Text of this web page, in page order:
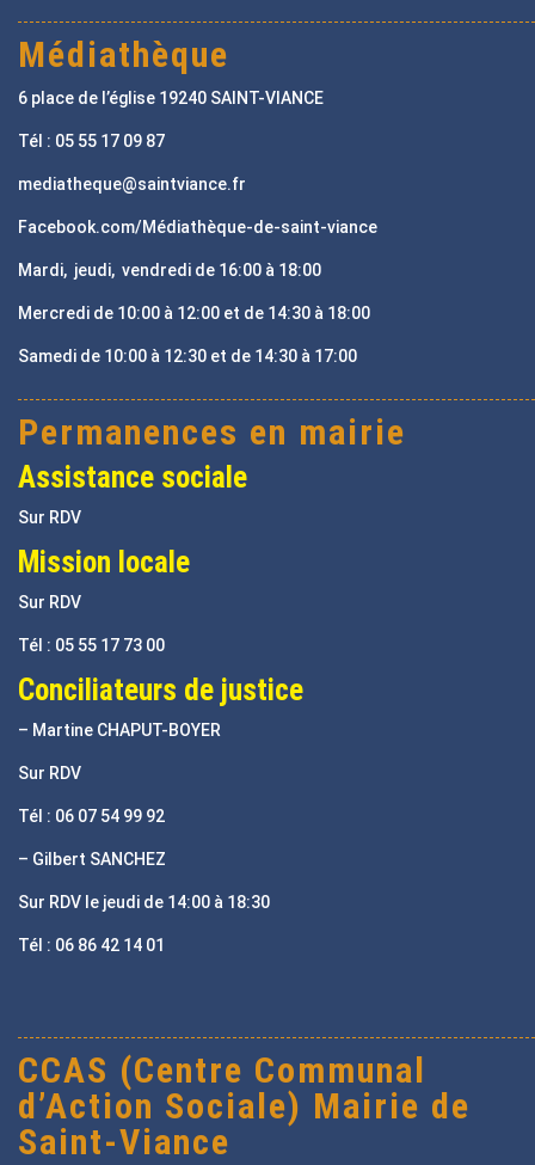
Médiathèque
6 place de l’église 19240 SAINT-VIANCE
Tél : 05 55 17 09 87
mediatheque@saintviance.fr
Facebook.com/Médiathèque-de-saint-viance
Mardi, jeudi, vendredi de 16:00 à 18:00
Mercredi de 10:00 à 12:00 et de 14:30 à 18:00
Samedi de 10:00 à 12:30 et de 14:30 à 17:00
Permanences en mairie
Assistance sociale
Sur RDV
Mission locale
Sur RDV
Tél : 05 55 17 73 00
Conciliateurs de justice
– Martine CHAPUT-BOYER
Sur RDV
Tél : 06 07 54 99 92
– Gilbert SANCHEZ
Sur RDV le jeudi de 14:00 à 18:30
Tél : 06 86 42 14 01
CCAS (Centre Communal
d’Action Sociale) Mairie de
Saint-Viance